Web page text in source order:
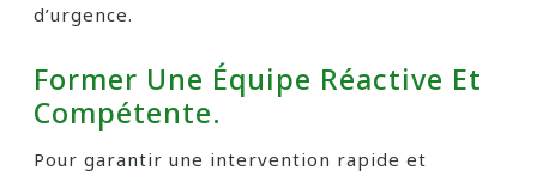
d’urgence.
Former Une Équipe Réactive Et
Compétente.
Pour garantir une intervention rapide et